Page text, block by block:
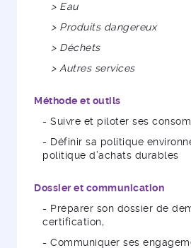
> Eau
> Produits dangereux
> Déchets
> Autres services
Méthode et outils
- Suivre et piloter ses
- Définir sa politique
politique d’achats durables
Dossier et communication
- Préparer son dossier de
certification,
- Communiquer ses